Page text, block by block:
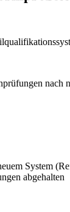
nach
System
abgehalten